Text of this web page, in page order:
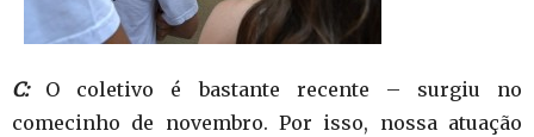
C:O coletivo é bastante recente – surgiu no
comecinho de novembro. Por isso, nossa atuação